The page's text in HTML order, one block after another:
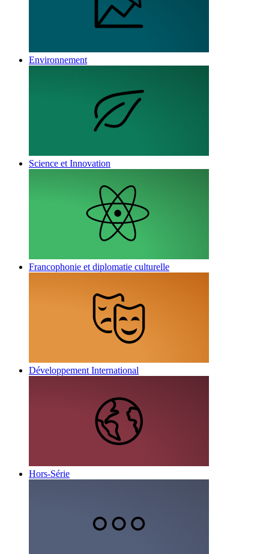
Environnement
Science et Innovation
Francophonie et diplomatie culturelle
Développement International
Hors-Série